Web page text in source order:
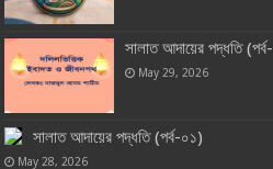
সালাত আদায়ের পদ্ধতি
May 29, 2026
সালাত আদায়ের পদ্ধতি (পর্ব-০১)
May 28, 2026